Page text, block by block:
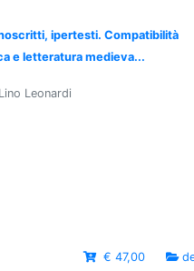
ipertesti. Compatibilità
e letteratura medieva...
Leonardi
€ 47,00